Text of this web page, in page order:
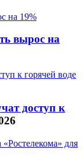
вырос на
доступ к